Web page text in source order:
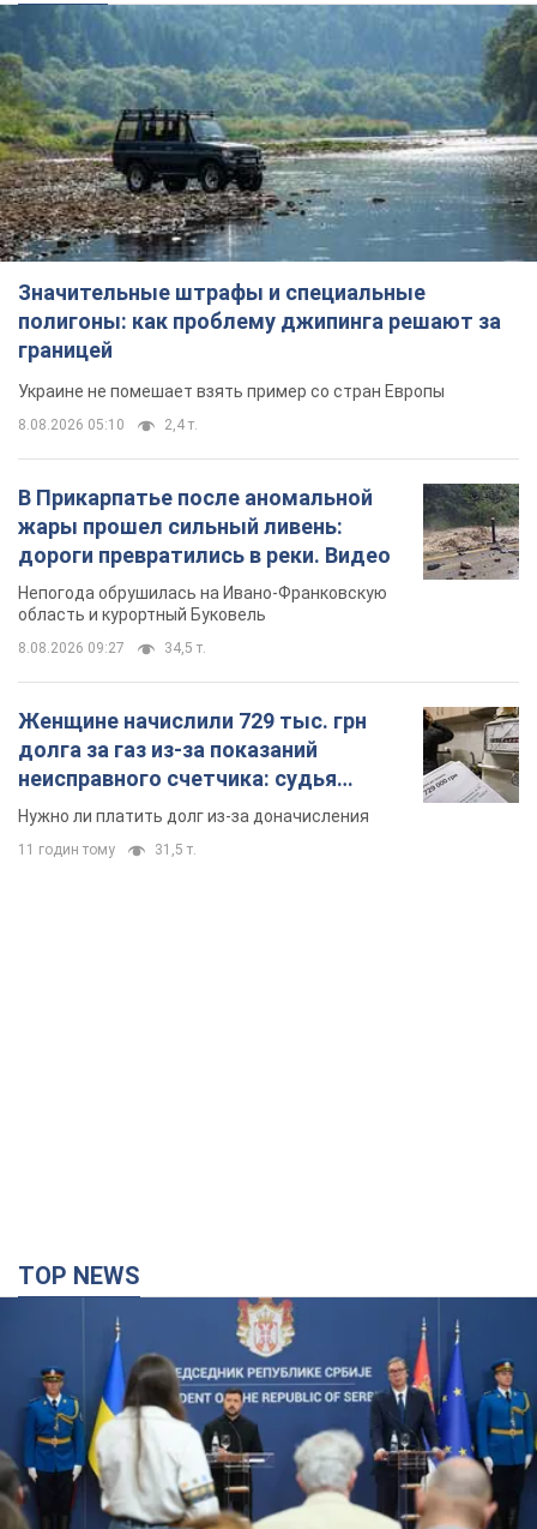
Значительные штрафы и специальные
полигоны: как проблему джипинга решают за
границей
Украине не помешает взять пример со стран Европы
8.08.2026 05:10 2,4 т.
В Прикарпатье после аномальной
жары прошел сильный ливень:
дороги превратились в реки. Видео
Непогода обрушилась на Ивано-Франковскую
область и курортный Буковель
8.08.2026 09:27 34,5 т.
Женщине начислили 729 тыс. грн
долга за газ из-за показаний
неисправного счетчика: судья
вынес неожиданное решение
Нужно ли платить долг из-за доначисления
11 годин тому 31,5 т.
TOP NEWS